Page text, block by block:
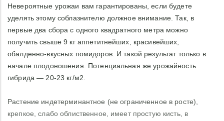
Невероятные урожаи вам гарантированы, если будете
уделять этому соблазнителю должное внимание. Так, в
первые два сбора с одного квадратного метра можно
получить свыше 9 кг аппетитнейших, красивейших,
обалденно-вкусных помидоров. И такой результат только в
начале плодоношения. Потенциальная же урожайность
гибрида — 20-23 кг/м2.
Растение индетерминантное (не ограниченное в росте),
крепкое, слабо облиственное, имеет простую кисть, в